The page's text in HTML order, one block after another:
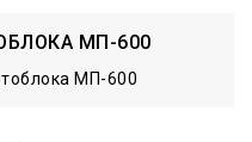
МП-600
МП-600